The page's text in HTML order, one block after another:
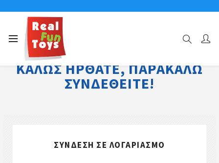
ΚΑΛΏΣ ΉΡΘΑΤΕ, ΠΑΡΑΚΑΛΏ
ΣΥΝΔΕΘΕΊΤΕ!
ΣΎΝΔΕΣΗ ΣΕ ΛΟΓΑΡΙΑΣΜΌ